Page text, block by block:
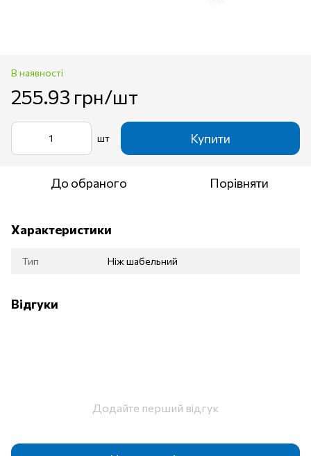
В наявності
255.93 грн/шт
шт Купити
До обраного Порівняти
Характеристики
Тип Ніж шабельний
Відгуки
Додайте перший відгук